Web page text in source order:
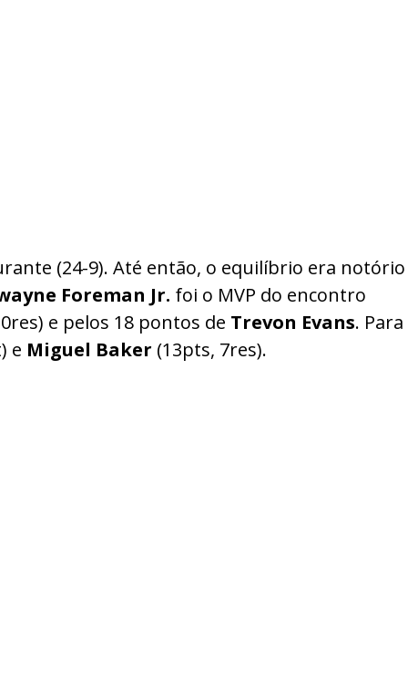
(24-9). Até então, o equilíbrio era notório
Foreman Jr. foi o MVP do encontro
e pelos 18 pontos de Trevon Evans. Para
e Miguel Baker (13pts, 7res).